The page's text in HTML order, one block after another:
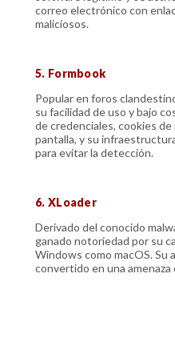
correo electrónico con
maliciosos.
5. Formbook
Popular en foros
su facilidad de uso y bajo
de credenciales, cookies
pantalla, y su
para evitar la detección.
6. XLoader
Derivado del conocido
ganado notoriedad por su
Windows como macOS. Su
convertido en una